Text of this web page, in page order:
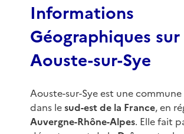
Informations
Géographiques sur
Aouste-sur-Sye
Aouste-sur-Sye est une
dans lesud-est de la France, en
Auvergne-Rhône-Alpes. Elle fait